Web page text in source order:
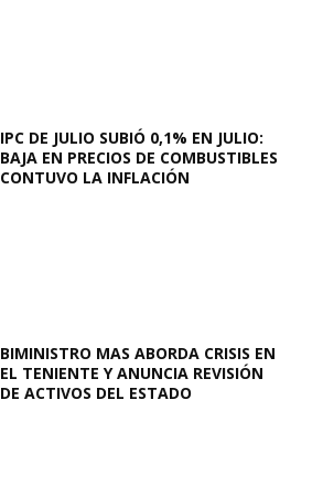
IPC DE JULIO SUBIÓ 0,1% EN JULIO:
BAJA EN PRECIOS DE COMBUSTIBLES
CONTUVO LA INFLACIÓN
BIMINISTRO MAS ABORDA CRISIS EN
EL TENIENTE Y ANUNCIA REVISIÓN
DE ACTIVOS DEL ESTADO